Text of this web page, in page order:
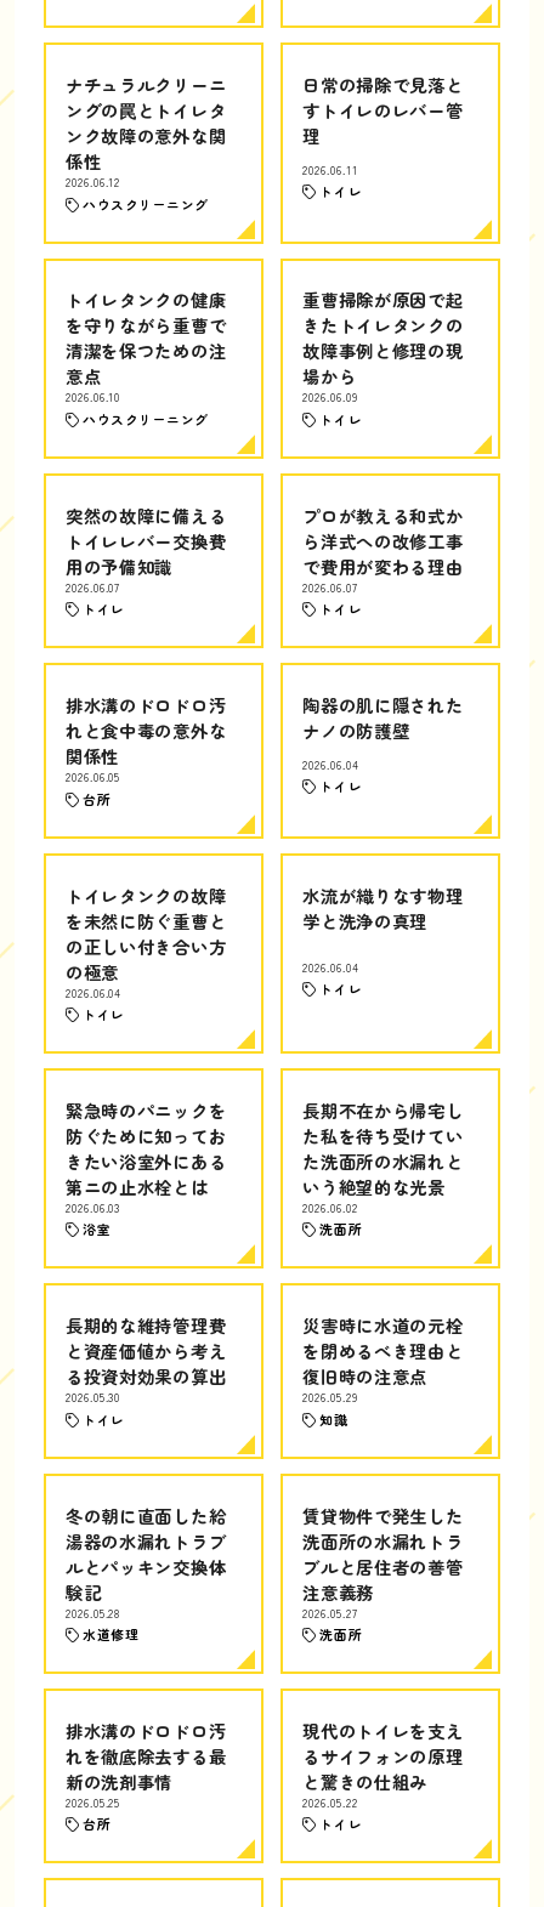
ナチュラルクリーニ
ングの罠とトイレタ
ンク故障の意外な関
係性
2026.06.12
ハウスクリーニング
日常の掃除で見落と
すトイレのレバー管
理
2026.06.11
トイレ
トイレタンクの健康
を守りながら重曹で
清潔を保つための注
意点
2026.06.10
ハウスクリーニング
重曹掃除が原因で起
きたトイレタンクの
故障事例と修理の現
場から
2026.06.09
トイレ
突然の故障に備える
トイレレバー交換費
用の予備知識
2026.06.07
トイレ
プロが教える和式か
ら洋式への改修工事
で費用が変わる理由
2026.06.07
トイレ
排水溝のドロドロ汚
れと食中毒の意外な
関係性
2026.06.05
台所
陶器の肌に隠された
ナノの防護壁
2026.06.04
トイレ
トイレタンクの故障
を未然に防ぐ重曹と
の正しい付き合い方
の極意
2026.06.04
トイレ
水流が織りなす物理
学と洗浄の真理
2026.06.04
トイレ
緊急時のパニックを
防ぐために知ってお
きたい浴室外にある
第ニの止水栓とは
2026.06.03
浴室
長期不在から帰宅し
た私を待ち受けてい
た洗面所の水漏れと
いう絶望的な光景
2026.06.02
洗面所
長期的な維持管理費
と資産価値から考え
る投資対効果の算出
2026.05.30
トイレ
災害時に水道の元栓
を閉めるべき理由と
復旧時の注意点
2026.05.29
知識
冬の朝に直面した給
湯器の水漏れトラブ
ルとパッキン交換体
験記
2026.05.28
水道修理
賃貸物件で発生した
洗面所の水漏れトラ
ブルと居住者の善管
注意義務
2026.05.27
洗面所
排水溝のドロドロ汚
れを徹底除去する最
新の洗剤事情
2026.05.25
台所
現代のトイレを支え
るサイフォンの原理
と驚きの仕組み
2026.05.22
トイレ